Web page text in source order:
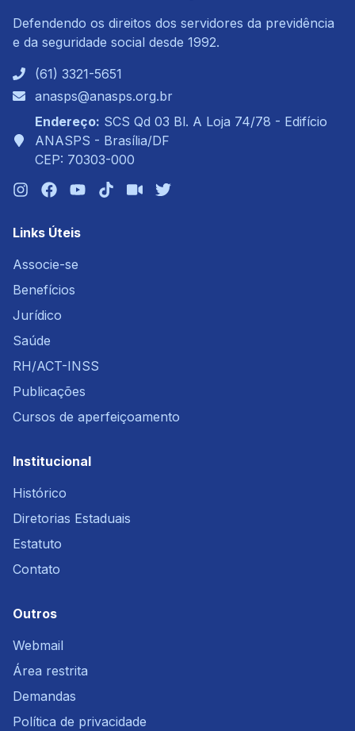
Defendendo os direitos dos servidores da previdência
e da seguridade social desde 1992.
(61) 3321-5651
anasps@anasps.org.br
Endereço: SCS Qd 03 Bl. A Loja 74/78 - Edifício
ANASPS - Brasília/DF
CEP: 70303-000
Links Úteis
Associe-se
Benefícios
Jurídico
Saúde
RH/ACT-INSS
Publicações
Cursos de aperfeiçoamento
Institucional
Histórico
Diretorias Estaduais
Estatuto
Contato
Outros
Webmail
Área restrita
Demandas
Política de privacidade